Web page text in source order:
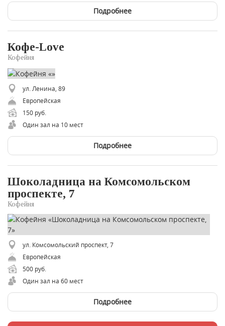
Подробнее
Кофе-Love
Кофейня
ул. Ленина, 89
Европейская
150 руб.
Один зал на 10 мест
Подробнее
Шоколадница на Комсомольском
проспекте, 7
Кофейня
ул. Комсомольский проспект, 7
Европейская
500 руб.
Один зал на 60 мест
Подробнее